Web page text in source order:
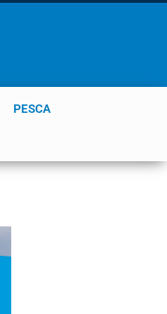
PESCA